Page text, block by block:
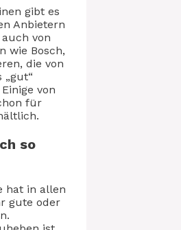
gibt es
Anbietern
von
wie Bosch,
die von
„gut“
von
für
so
hat in allen
gute oder